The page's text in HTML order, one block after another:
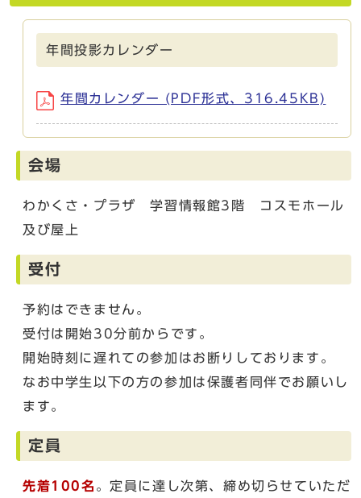
年間投影カレンダー
年間カレンダー (PDF形式、316.45KB)
会場
わかくさ・プラザ 学習情報館3階 コスモホール
及び屋上
受付
予約はできません。
受付は開始30分前からです。
開始時刻に遅れての参加はお断りしております。
なお中学生以下の方の参加は保護者同伴でお願いし
ます。
定員
先着100名 。定員に達し次第、締め切らせていただ